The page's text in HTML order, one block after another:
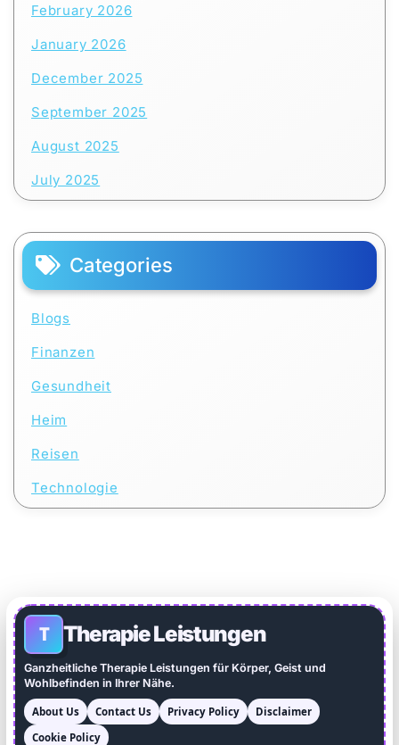
February 2026
January 2026
December 2025
September 2025
August 2025
July 2025
Categories
Blogs
Finanzen
Gesundheit
Heim
Reisen
Technologie
T Therapie Leistungen
Ganzheitliche Therapie Leistungen für Körper, Geist und
Wohlbefinden in Ihrer Nähe.
About Us Contact Us Privacy Policy
Disclaimer
Cookie Policy